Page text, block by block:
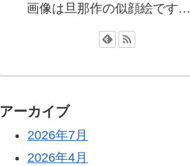
画像は旦那作の似顔絵です…
アーカイブ
2026年7月
2026年4月